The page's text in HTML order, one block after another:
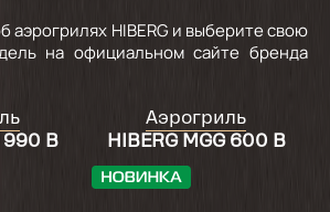
аэрогрилях HIBERG и выберите свою
на официальном сайте бренда
990 B
Аэрогриль
HIBERG MGG 600 B